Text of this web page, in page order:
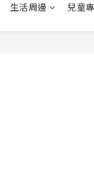
生活周邊 兒童